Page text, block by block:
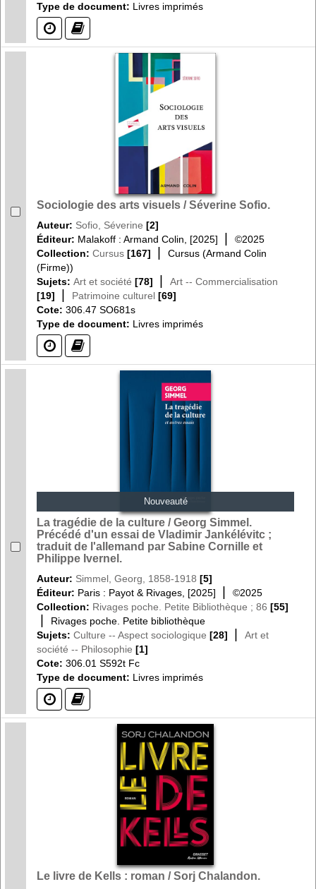
Type de document: Livres imprimés
(?) (?)
Sociologie des arts visuels / Séverine Sofio.
Auteur: Sofio, Séverine [2]
Éditeur: Malakoff : Armand Colin, [2025] |
©2025
Collection: Cursus [167] |
Cursus (Armand Colin
(Firme))
Sujets: Art et société [78] |
Art -- Commercialisation
[19]
| Patrimoine culturel [69]
Cote: 306.47 SO681s
Type de document: Livres imprimés
(?) (?)
Nouveauté
La tragédie de la culture / Georg Simmel.
Précédé d'un essai de Vladimir Jankélévitc ;
traduit de l'allemand par Sabine Cornille et
Philippe Ivernel.
Auteur: Simmel, Georg, 1858-1918 [5]
Éditeur: Paris : Payot & Rivages, [2025] |
©2025
Collection: Rivages poche. Petite Bibliothèque ; 86 [55]
|
Rivages poche. Petite bibliothèque
Sujets: Culture -- Aspect sociologique [28] |
Art et
société -- Philosophie [1]
Cote: 306.01 S592t Fc
Type de document: Livres imprimés
(?) (?)
Le livre de Kells : roman / Sorj Chalandon.